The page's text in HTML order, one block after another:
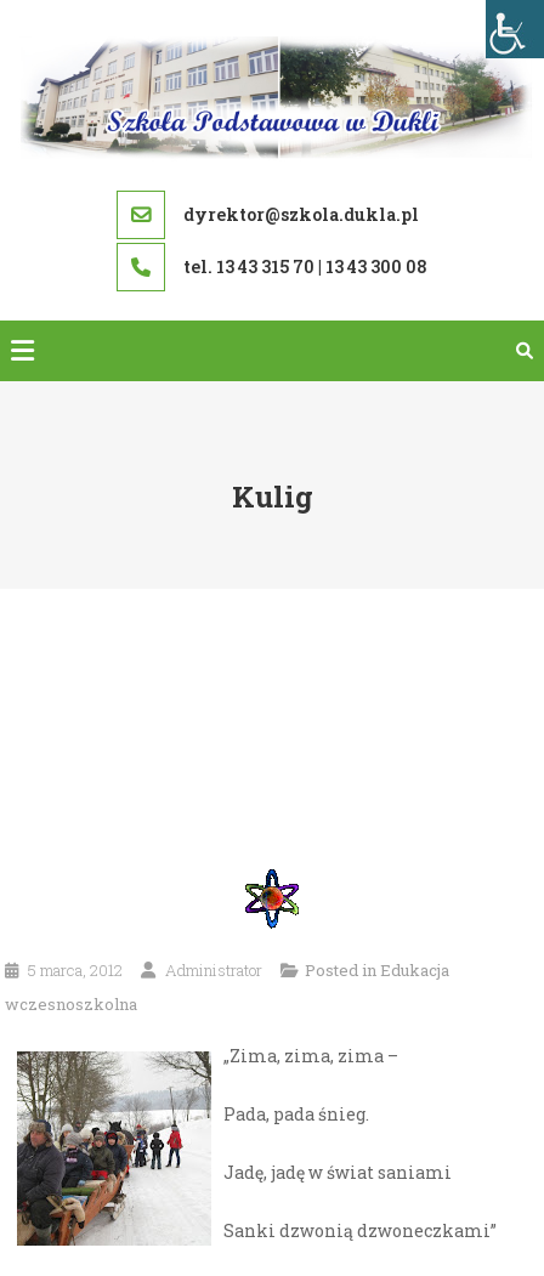
content
dyrektor@szkola.dukla.pl
tel. 13 43 315 70 | 13 43 300 08
Kulig
5 marca, 2012 Administrator Posted in Edukacja
wczesnoszkolna
„Zima, zima, zima –
Pada, pada śnieg.
Jadę, jadę w świat saniami
Sanki dzwonią dzwoneczkami”